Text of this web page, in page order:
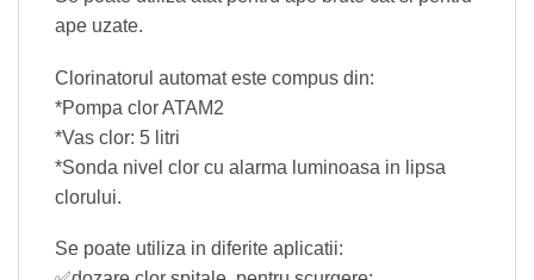
ape uzate.
Clorinatorul automat este compus din:
*Pompa clor ATAM2
*Vas clor: 5 litri
*Sonda nivel clor cu alarma luminoasa in lipsa
clorului.
Se poate utiliza in diferite aplicatii: